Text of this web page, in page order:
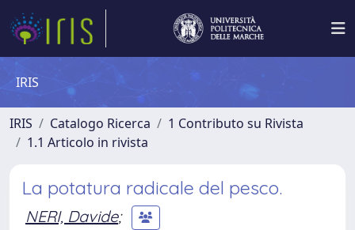
IRIS
IRIS Catalogo Ricerca
1 Contributo su Rivista
1.1 Articolo in rivista
La potatura radicale del pesco.
NERI, Davide;